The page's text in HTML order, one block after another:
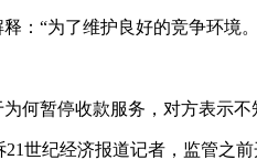
：“为了维护良好的竞争环境
何暂停收款服务，对方表示不
纪经济报道记者，监管之